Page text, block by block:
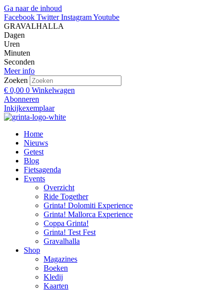
Ga naar de inhoud
Facebook Twitter InstagramYoutube
GRAVALHALLA
Dagen
Uren
Minuten
Seconden
Meer info
Zoeken
€ 0,00 0 Winkelwagen
Abonneren
Inkijkexemplaar
Home
Nieuws
Getest
Blog
Fietsagenda
Events
Overzicht
Ride Together
Grinta! Dolomiti Experience
Grinta! Mallorca Experience
Coppa Grinta!
Grinta! Test Fest
Gravalhalla
Shop
Magazines
Boeken
Kledij
Kaarten